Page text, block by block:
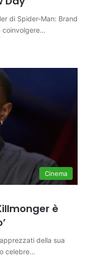
di Spider-Man: Brand
coinvolgere…
Cinema
è
della sua
celebre…